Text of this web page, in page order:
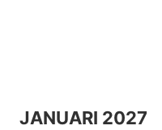
JANUARI 2027